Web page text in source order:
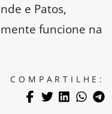
e Patos,
funcione na
COMPARTILHE: